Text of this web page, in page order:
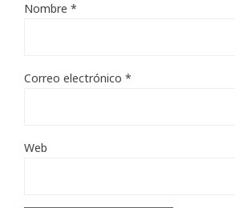
Nombre *
Correo electrónico *
Web